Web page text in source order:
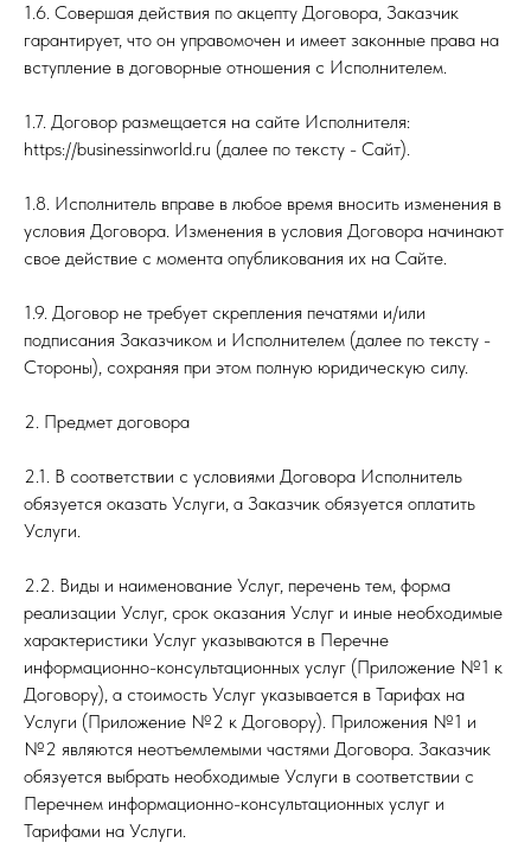
1.6. Совершая действия по акцепту Договора, Заказчик
гарантирует, что он управомочен и имеет законные права на
вступление в договорные отношения с Исполнителем.
1.7. Договор размещается на сайте Исполнителя:
https://businessinworld.ru (далее по тексту - Сайт).
1.8. Исполнитель вправе в любое время вносить изменения в
условия Договора. Изменения в условия Договора начинают
свое действие с момента опубликования их на Сайте.
1.9. Договор не требует скрепления печатями и/или
подписания Заказчиком и Исполнителем (далее по тексту -
Стороны), сохраняя при этом полную юридическую силу.
2. Предмет договора
2.1. В соответствии с условиями Договора Исполнитель
обязуется оказать Услуги, а Заказчик обязуется оплатить
Услуги.
2.2. Виды и наименование Услуг, перечень тем, форма
реализации Услуг, срок оказания Услуг и иные необходимые
характеристики Услуг указываются в Перечне
информационно-консультационных услуг (Приложение №1 к
Договору), а стоимость Услуг указывается в Тарифах на
Услуги (Приложение №2 к Договору). Приложения №1 и
№2 являются неотъемлемыми частями Договора. Заказчик
обязуется выбрать необходимые Услуги в соответствии с
Перечнем информационно-консультационных услуг и
Тарифами на Услуги.